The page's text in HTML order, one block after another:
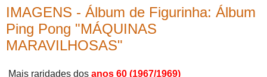
IMAGENS - Álbum de Figurinha: Álbum
Ping Pong "MÁQUINAS
MARAVILHOSAS"
Mais raridades dos anos 60 (1967/1969)